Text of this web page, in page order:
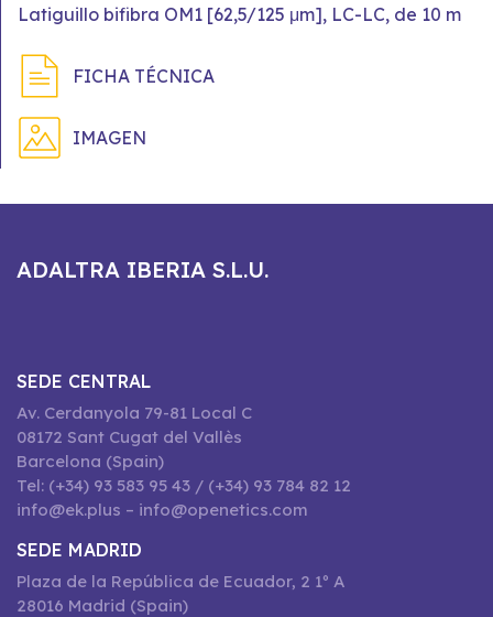
Latiguillo bifibra OM1 [62,5/125 μm], LC-LC, de 10 m
FICHA TÉCNICA
IMAGEN
ADALTRA IBERIA S.L.U.
SEDE CENTRAL
Av. Cerdanyola 79-81 Local C
08172 Sant Cugat del Vallès
Barcelona (Spain)
Tel: (+34) 93 583 95 43 / (+34) 93 784 82 12
info@ek.plus – info@openetics.com
SEDE MADRID
Plaza de la República de Ecuador, 2 1º A
28016 Madrid (Spain)